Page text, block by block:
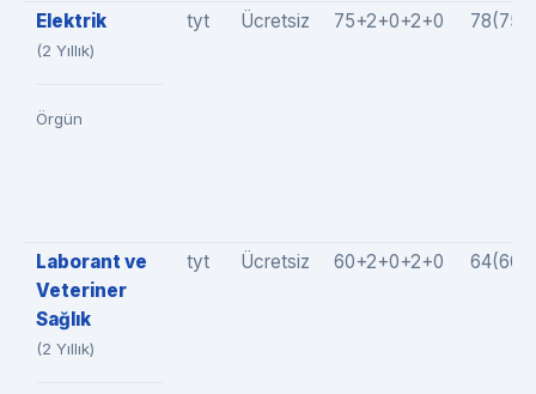
Elektrik
(2 Yıllık)
Örgün
tyt Ücretsiz 75+2+0+2+0
Laborant ve
Veteriner
Sağlık
(2 Yıllık)
tyt Ücretsiz 60+2+0+2+0